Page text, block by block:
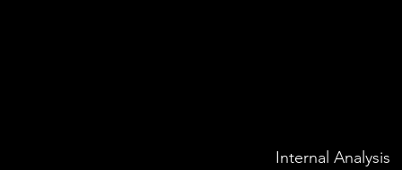
Internal Analysis